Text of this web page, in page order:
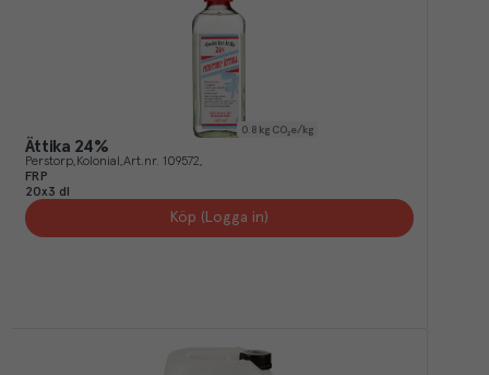
0.8 kg CO₂e/kg
Ättika 24%
Perstorp Kolonial Art.nr. 109572
FRP
20x3 dl
Köp (Logga in)